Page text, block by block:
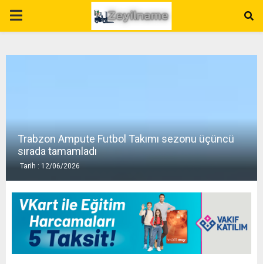
P
ATrabzon Ampute Futbol Takımı sezonu üçüncü
sırada tamamladı
Tarih : 12/06/2026